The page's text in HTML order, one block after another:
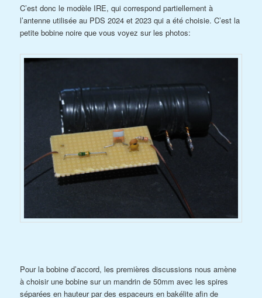
C’est donc le modèle IRE, qui correspond partiellement à
l’antenne utilisée au PDS 2024 et 2023 qui a été choisie. C’est la
petite bobine noire que vous voyez sur les photos:
Pour la bobine d’accord, les premières discussions nous amène
à choisir une bobine sur un mandrin de 50mm avec les spires
séparées en hauteur par des espaceurs en bakélite afin de